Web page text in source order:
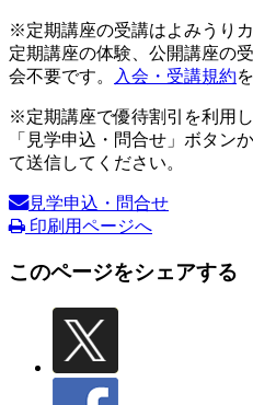
※定期講座の受講はよみうり
定期講座の体験、公開講座の
会不要です。
入会・受講規約
※定期講座で優待割引を利用
「見学申込・問合せ」ボタン
て送信してください。
見学申込・問合せ
印刷用ページへ
このページをシェアする